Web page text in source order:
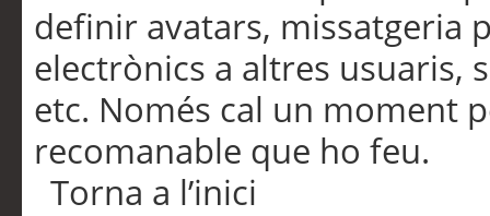
definir avatars, missatgeria
electrònics a altres usuaris,
etc. Només cal un moment
recomanable que ho feu.
Torna a l’inici